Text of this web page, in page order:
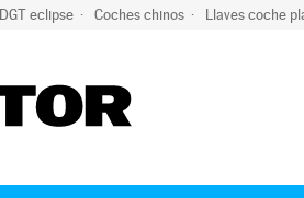
DGT eclipse Coches chinos Llaves coche